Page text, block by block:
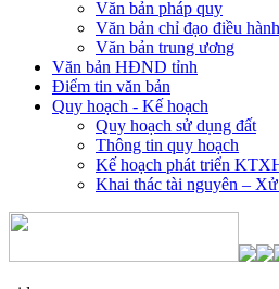
Văn bản pháp quy
Văn bản chỉ đạo điều hành
Văn bản trung ương
Văn bản HĐND tỉnh
Điểm tin văn bản
Quy hoạch - Kế hoạch
Quy hoạch sử dụng đất
Thông tin quy hoạch
Kế hoạch phát triển
Khai thác tài nguyên –